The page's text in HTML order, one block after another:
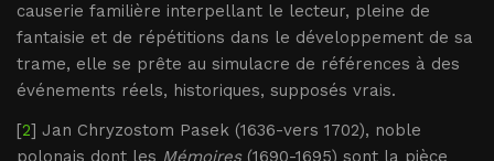
causerie familière interpellant le lecteur, pleine de
fantaisie et de répétitions dans le développement de sa
trame, elle se prête au simulacre de références à des
événements réels, historiques, supposés vrais.
[2] Jan Chryzostom Pasek (1636-vers 1702), noble
polonais dont les Mémoires(1690-1695) sont la pièce